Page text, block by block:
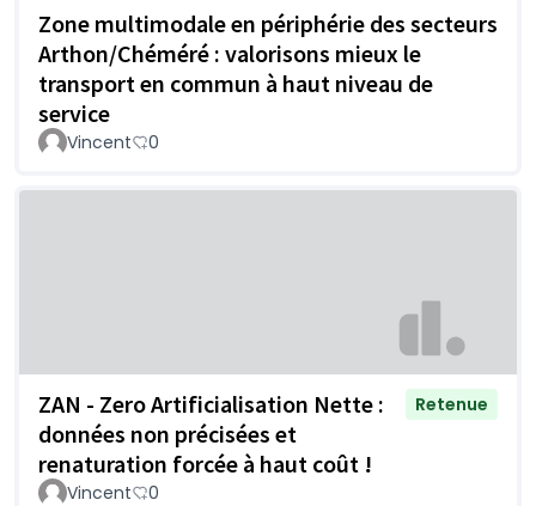
Zone multimodale en périphérie des secteurs
Arthon/Chéméré : valorisons mieux le
transport en commun à haut niveau de
service
Vincent 0
ZAN - Zero Artificialisation Nette :
données non précisées et
renaturation forcée à haut coût !
Retenue
Vincent 0